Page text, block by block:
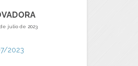
julio de 2023